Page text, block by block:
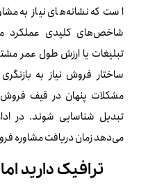
است که نشانه‌های نیاز به
شاخص‌های کلیدی عملکرد
تبلیغات یا ارزش طول عمر
ساختار فروش نیاز به
مشکلات پنهان در قیف
تبدیل شناسایی شوند. در
می‌دهد زمان دریافت مشاوره
ترافیک دارید